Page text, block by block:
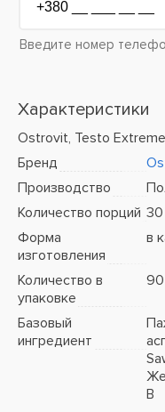
Введите номер
Характеристики
Ostrovit, Testo
Бренд
Производство
Количество порций 30
Форма
изготовления
в
Количество в
упаковке
90
Базовый
ингредиент
B